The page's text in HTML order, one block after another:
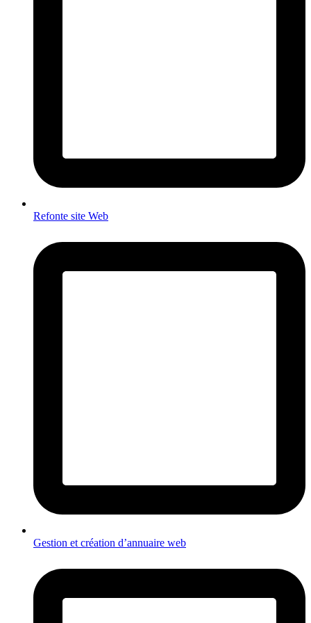
Refonte site Web
Gestion et création d’annuaire web